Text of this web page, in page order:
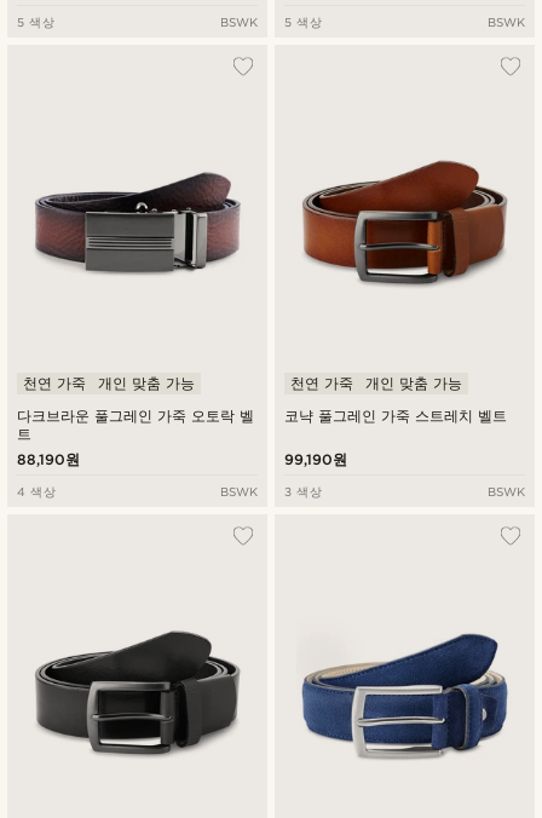
5 색상 BSWK 5 색상 BSWK
다크브라운 풀그레인 가죽 오토락 벨
트
천연 가죽 개인 맞춤 가능
88,190원
4 색상 BSWK
코냑 풀그레인 가죽 스트레치 벨트
천연 가죽 개인 맞춤 가능
99,190원
3 색상 BSWK